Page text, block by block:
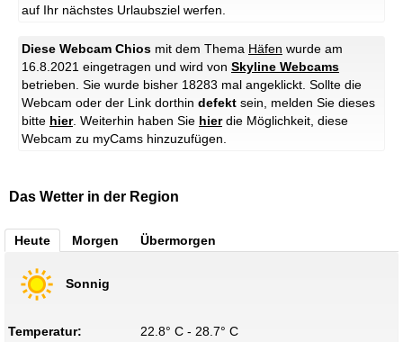
auf Ihr nächstes Urlaubsziel werfen.
Diese Webcam Chios mit dem Thema Häfen wurde am
16.8.2021 eingetragen und wird von Skyline Webcams
betrieben. Sie wurde bisher 18283 mal angeklickt. Sollte die
Webcam oder der Link dorthin defekt sein, melden Sie dieses
bitte hier. Weiterhin haben Sie hierdie Möglichkeit, diese
Webcam zu myCams hinzuzufügen.
Das Wetter in der Region
Heute Morgen Übermorgen
Sonnig
Temperatur:
22.8° C - 28.7° C